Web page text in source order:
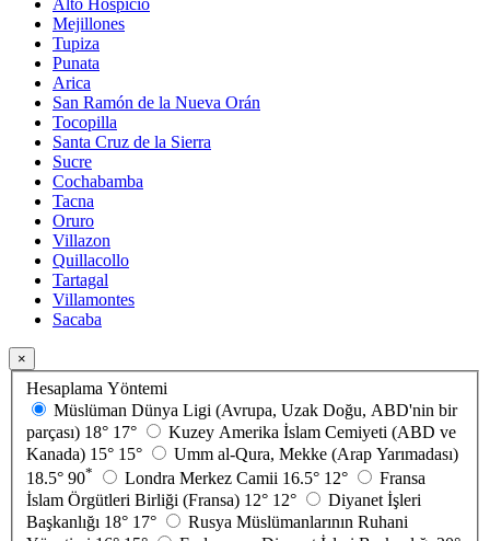
Alto Hospicio
Mejillones
Tupiza
Punata
Arica
San Ramón de la Nueva Orán
Tocopilla
Santa Cruz de la Sierra
Sucre
Cochabamba
Tacna
Oruro
Villazon
Quillacollo
Tartagal
Villamontes
Sacaba
×
Hesaplama Yöntemi
Müslüman Dünya Ligi (Avrupa, Uzak Doğu, ABD'nin bir
parçası) 18° 17°
Kuzey Amerika İslam Cemiyeti (ABD ve
Kanada) 15° 15°
Umm al-Qura, Mekke (Arap Yarımadası)
18.5° 90* Londra Merkez Camii 16.5° 12°
Fransa
İslam Örgütleri Birliği (Fransa) 12° 12°
Diyanet İşleri
Başkanlığı 18° 17°
Rusya Müslümanlarının Ruhani